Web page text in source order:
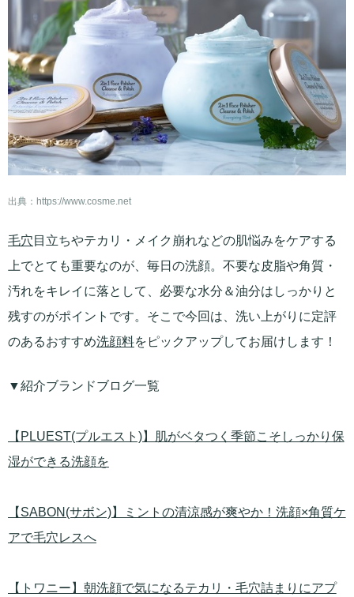
出典： https://www.cosme.net
毛穴 目立ちやテカリ・メイク崩れなどの肌悩みをケアする
上でとても重要なのが、毎日の洗顔。不要な皮脂や角質・
汚れをキレイに落として、必要な水分＆油分はしっかりと
残すのがポイントです。そこで今回は、洗い上がりに定評
のあるおすすめ洗顔料をピックアップしてお届けします！
▼紹介ブランドブログ一覧
【PLUEST(プルエスト)】肌がベタつく季節こそしっかり保
湿ができる洗顔を
【SABON(サボン)】ミントの清涼感が爽やか！洗顔×角質ケ
アで毛穴レスへ
【トワニー】朝洗顔で気になるテカリ・毛穴詰まりにアプ